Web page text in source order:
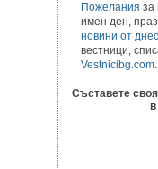
Пожелания за
имен ден,
новини от днес
вестници,
Vestnicibg.com.
Съставете
в